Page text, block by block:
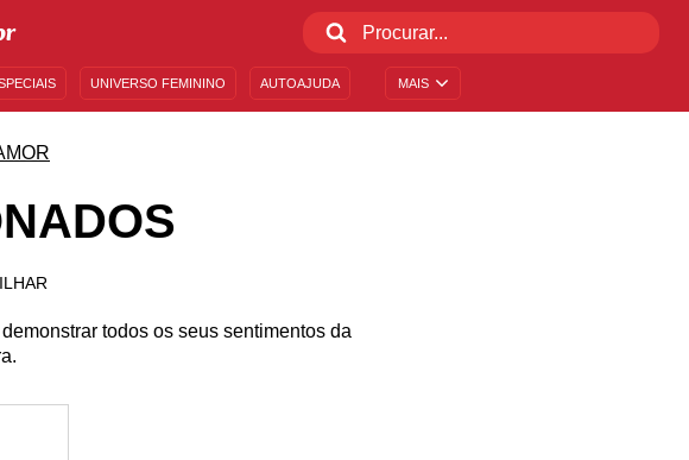
MAIS
UNIVERSO FEMININO AUTOAJUDA
todos os seus sentimentos da